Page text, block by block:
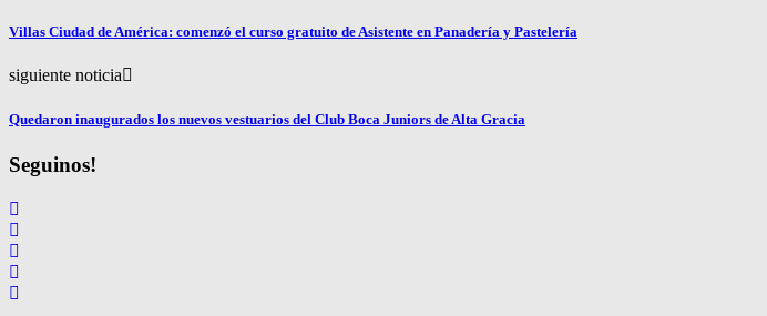
Villas Ciudad de América: comenzó el curso gratuito de Asistente en Panadería y Pastelería
siguiente noticia
Quedaron inaugurados los nuevos vestuarios del Club Boca Juniors de Alta Gracia
Seguinos!